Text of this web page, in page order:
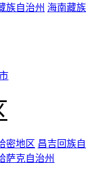
族自治州 海南藏
密地区 昌吉回族
萨克自治州